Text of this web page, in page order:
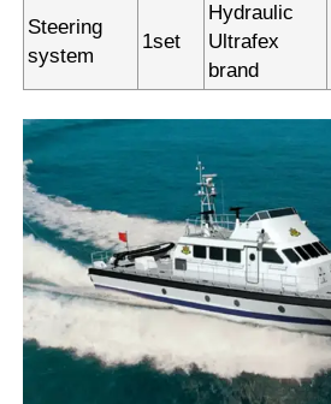
Steering
system
1set
Hydraulic
Ultrafex
brand